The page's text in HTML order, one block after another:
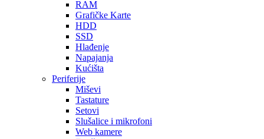
RAM
Grafičke Karte
HDD
SSD
Hlađenje
Napajanja
Kućišta
Periferije
Miševi
Tastature
Setovi
Slušalice i mikrofoni
Web kamere